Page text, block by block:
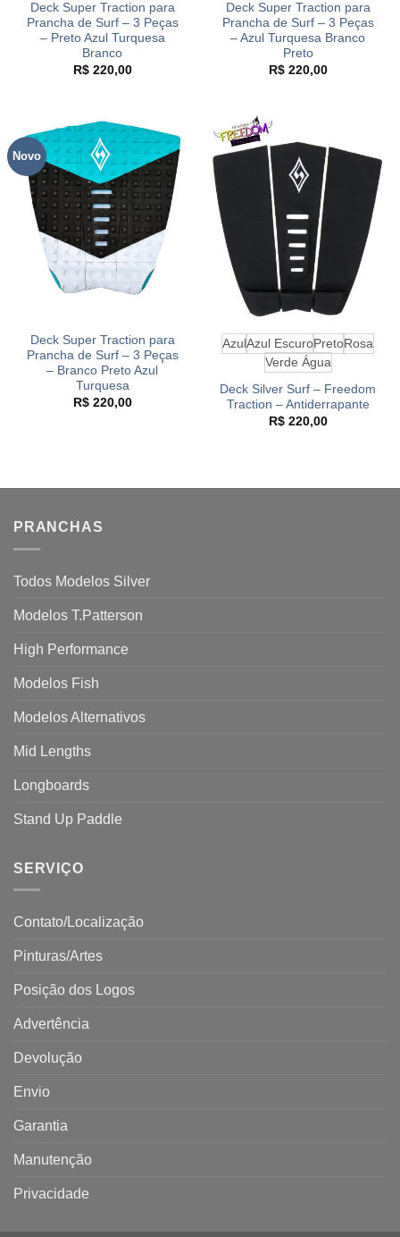
Deck Super Traction para
Prancha de Surf – 3 Peças
– Preto Azul Turquesa
Branco
R$220,00
Deck Super Traction para
Prancha de Surf – 3 Peças
– Azul Turquesa Branco
Preto
R$220,00
Novo
Deck Super Traction para
Prancha de Surf – 3 Peças
– Branco Preto Azul
Turquesa
R$220,00
Azul Azul Escuro Preto Rosa
Verde Água
Deck Silver Surf – Freedom
Traction – Antiderrapante
R$220,00
PRANCHAS
Todos Modelos Silver
Modelos T.Patterson
High Performance
Modelos Fish
Modelos Alternativos
Mid Lengths
Longboards
Stand Up Paddle
SERVIÇO
Contato/Localização
Pinturas/Artes
Posição dos Logos
Advertência
Devolução
Envio
Garantia
Manutenção
Privacidade